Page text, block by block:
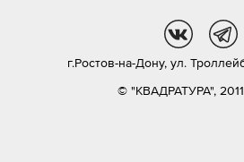
© "КВАДРАТУРА",
г.Ростов-на-Дону, ул.
vk tg